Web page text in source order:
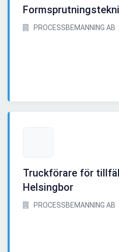
PROCESSBEMANNING AB
Truckförare för
Helsingbor
PROCESSBEMANNING AB